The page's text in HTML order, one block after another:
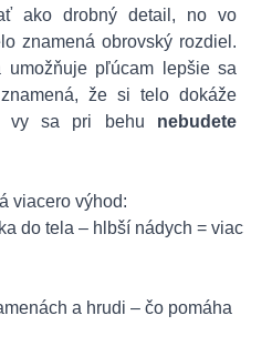
ako drobný detail, no vo
znamená obrovský rozdiel.
umožňuje pľúcam lepšie sa
že si telo dokáže
sa pri behu nebudete
viacero výhod:
tela – hlbší nádych = viac
a hrudi – čo pomáha